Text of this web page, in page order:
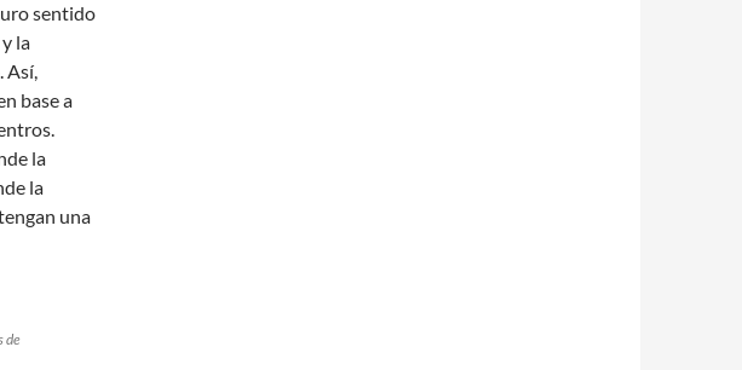
sentido
la
Así,
base a
la
la
una
de